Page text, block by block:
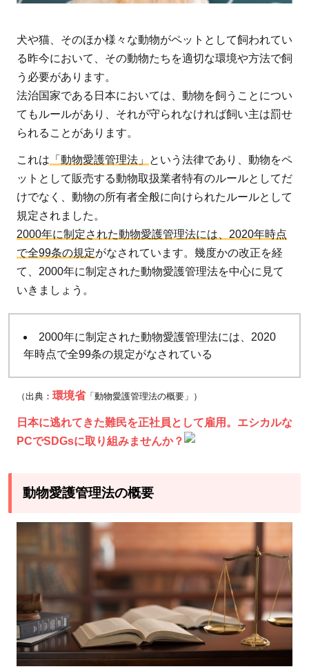
護
管
理
法
の
概
要
2.1
動物
愛護
管理
法の
飼
養・
任に
つい
て
2.2
動物
愛護
その
の規
動物
愛護
管理
法の
罰則
犬や猫、そのほか様々な動物がペットとして飼われてい
る昨今において、その動物たちを適切な環境や方法で飼
う必要があります。
法治国家である日本においては、動物を飼うことについ
てもルールがあり、それが守られなければ飼い主は罰せ
られることがあります。
これは 「動物愛護管理法」
という法律であり、動物をペ
ットとして販売する動物取扱業者特有のルールとしてだ
けでなく、動物の所有者全般に向けられたルールとして
規定されました。
2000年に制定された動物愛護管理法には、2020年時点
で全99条の規定がなされています。幾度かの改正を経
て、2000年に制定された動物愛護管理法を中心に見て
いきましょう。
2000年に制定された動物愛護管理法には、2020
年時点で全99条の規定がなされている
（出典： 環境省「動物愛護管理法の概要」）
日本に逃れてきた難民を正社員として雇用。エシカルな
PCでSDGsに取り組みませんか？
動物愛護管理法の概要